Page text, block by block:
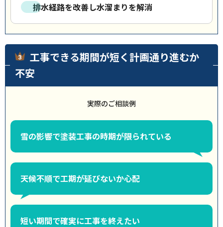
排水経路を改善し水溜まりを解消
工事できる期間が短く計画通り進むか
不安
実際のご相談例
雪の影響で塗装工事の時期が限られている
天候不順で工期が延びないか心配
短い期間で確実に工事を終えたい